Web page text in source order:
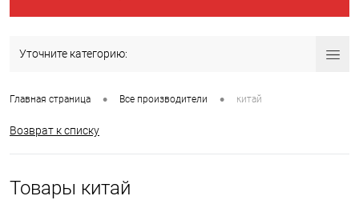
Уточните категорию:
Главная страница • Все производители • китай
Возврат к списку
Товары китай